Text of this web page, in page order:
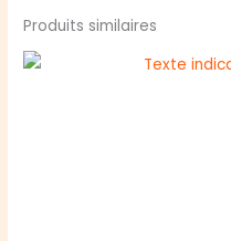
Produits similaires